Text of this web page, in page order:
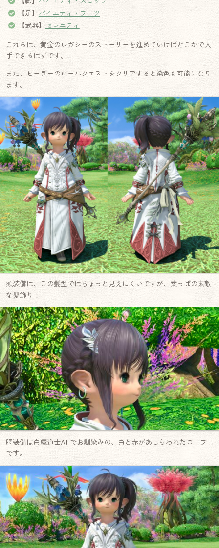
【足】 パイエティ・ブーツ
【武器】セレニティ
これらは、黄金のレガシーのストーリーを進めていけばどこかで入
手できるはずです。
また、ヒーラーのロールクエストをクリアすると染色も可能になり
ます。
頭装備は、この髪型ではちょっと見えにくいですが、葉っぱの素敵
な髪飾り！
胴装備は白魔道士AFでお馴染みの、白と赤があしらわれたローブ
です。